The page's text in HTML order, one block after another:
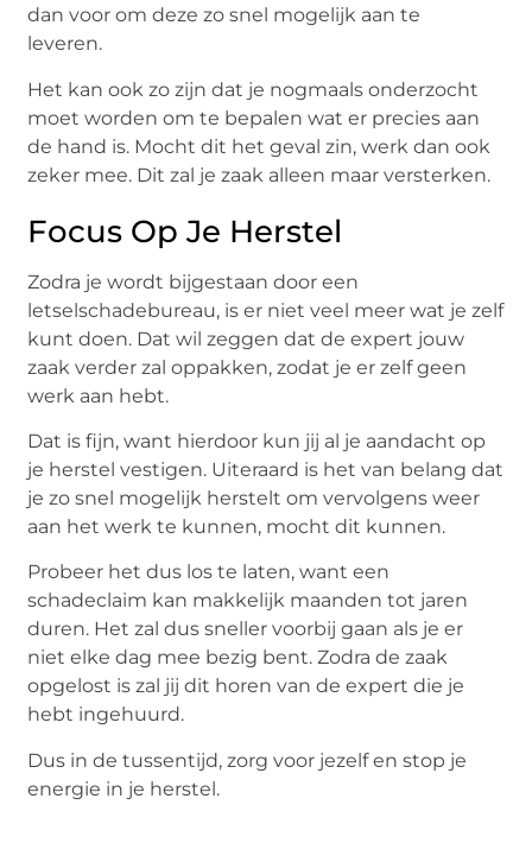
dan voor om deze zo snel mogelijk aan te
leveren.
Het kan ook zo zijn dat je nogmaals onderzocht
moet worden om te bepalen wat er precies aan
de hand is. Mocht dit het geval zin, werk dan ook
zeker mee. Dit zal je zaak alleen maar versterken.
Focus Op Je Herstel
Zodra je wordt bijgestaan door een
letselschadebureau, is er niet veel meer wat je zelf
kunt doen. Dat wil zeggen dat de expert jouw
zaak verder zal oppakken, zodat je er zelf geen
werk aan hebt.
Dat is fijn, want hierdoor kun jij al je aandacht op
je herstel vestigen. Uiteraard is het van belang dat
je zo snel mogelijk herstelt om vervolgens weer
aan het werk te kunnen, mocht dit kunnen.
Probeer het dus los te laten, want een
schadeclaim kan makkelijk maanden tot jaren
duren. Het zal dus sneller voorbij gaan als je er
niet elke dag mee bezig bent. Zodra de zaak
opgelost is zal jij dit horen van de expert die je
hebt ingehuurd.
Dus in de tussentijd, zorg voor jezelf en stop je
energie in je herstel.